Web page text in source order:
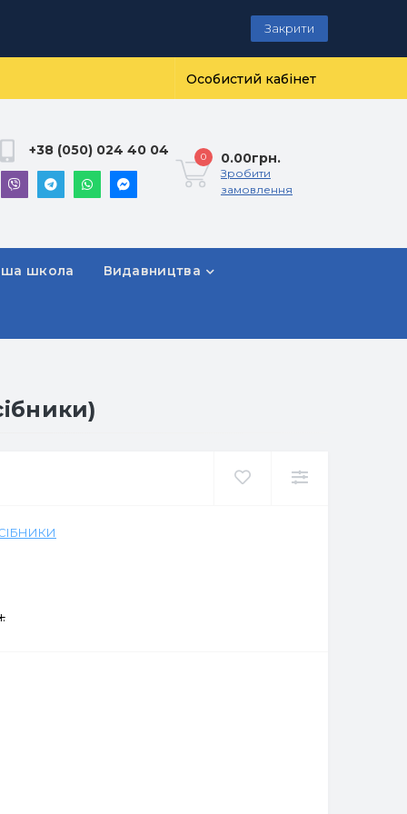
Закрити
Особистий кабінет
+38 (050) 024 40 04 0 0.00грн.
Зробити
замовлення
школа Видавництва